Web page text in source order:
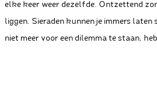
elke keer weer dezelfde. Ontzettend
liggen. Sieraden kunnen je immers laten
niet meer voor een dilemma te staan,